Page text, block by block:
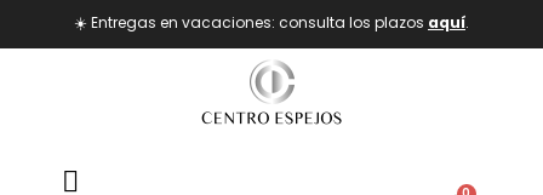
☀️ Entregas en vacaciones: consulta los plazos aquí.